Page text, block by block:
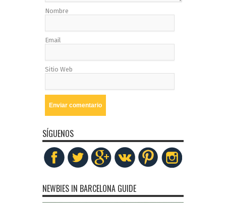
Nombre
Email
Sitio Web
SÍGUENOS
NEWBIES IN BARCELONA GUIDE